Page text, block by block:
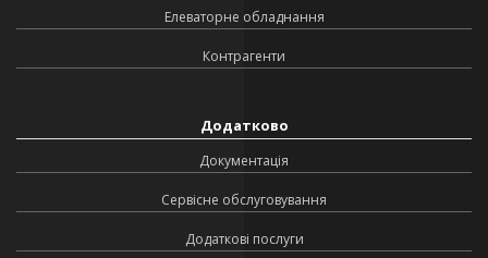
Елеваторне обладнання
Контрагенти
Додатково
Документація
Сервісне обслуговування
Додаткові послуги